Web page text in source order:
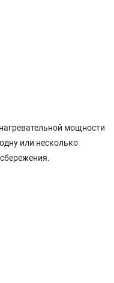
мощности
или несколько